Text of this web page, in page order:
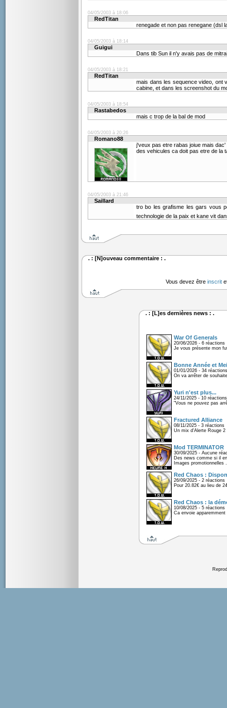
04/05/2003 à 18:06
RedTitan
renegade et non pas renegane (dsl
04/05/2003 à 18:14
Guigui
Dans tib Sun il n'y avais pas de
04/05/2003 à 18:21
RedTitan
mais dans les sequence video, ont
cabine, et dans les screenshot du
04/05/2003 à 18:54
Rastabedos
mais c trop de la bal de mod
04/05/2003 à 20:26
Romano88
j'veux pas etre rabas joiue mais
des vehicules ca doit pas etre de la
04/05/2003 à 21:46
Saillard
tro bo les grafisme les gars vous
technologie de la paix et kane vit
. : [N]ouveau commentaire : .
Vous devez être inscrit
. : [L]es dernières news : .
War Of Generals
20/06/2026 - 6 réactions
Je vous présente mon
Bonne Année et
01/01/2026 - 34 réactions
On va arrêter de
Yuri n'est plus...
24/11/2025 - 10 réactions
"Vous ne pouvez pas
Fractured Alliance
08/11/2025 - 3 réactions
Un mix d'Alerte Rouge
Mod TERMINATOR
30/09/2025 - Aucune
Des news comme si il
Images promotionnelles .
Red Chaos :
26/09/2025 - 2 réactions
Pour 20.82€ au lieu de
Red Chaos : la
10/08/2025 - 5 réactions
Ca envoie apparemment